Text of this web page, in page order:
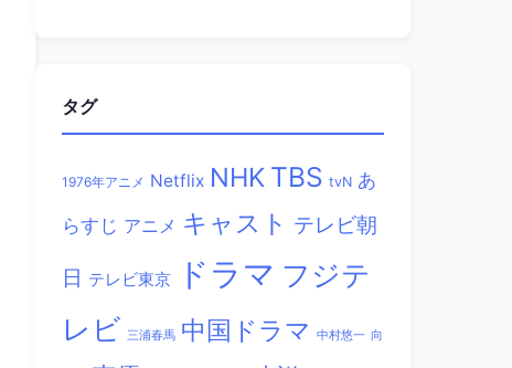
タグ
1976年アニメ Netflix NHK TBS tvN あ
らすじ アニメ キャスト テレビ朝
日 テレビ東京 ドラマ フジテ
レビ 三浦春馬 中国ドラマ 中村悠一 向